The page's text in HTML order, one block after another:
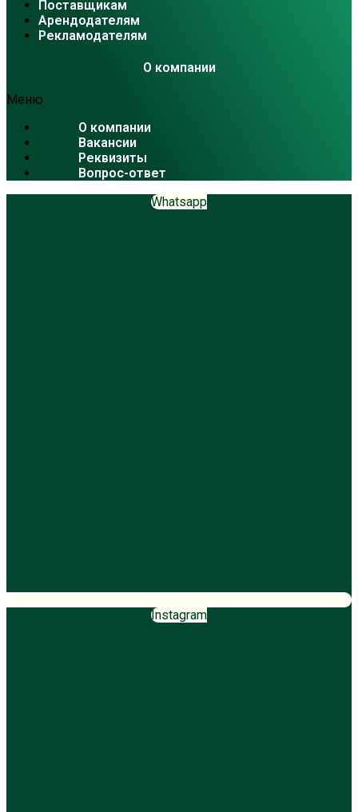
Поставщикам
Арендодателям
Рекламодателям
О компании
Меню
О компании
Вакансии
Реквизиты
Вопрос-ответ
Whatsapp
Instagram